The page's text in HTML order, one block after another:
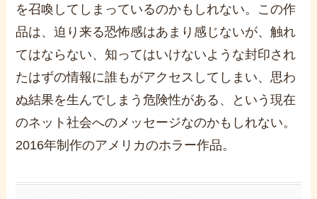
を召喚してしまっているのかもしれない。この作
品は、迫り来る恐怖感はあまり感じないが、触れ
てはならない、知ってはいけないような封印され
たはずの情報に誰もがアクセスしてしまい、思わ
ぬ結果を生んでしまう危険性がある、という現在
のネット社会へのメッセージなのかもしれない。
2016年制作のアメリカのホラー作品。